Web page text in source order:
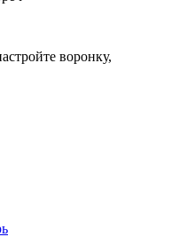
воронку,